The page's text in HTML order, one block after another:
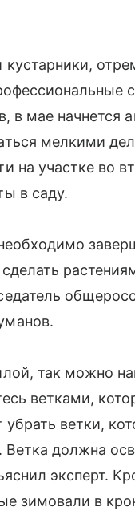
в мае начнется
мелкими
на участке во
в саду.
так можно
ветками,
ветки,
Ветка должна
эксперт.
зимовали в